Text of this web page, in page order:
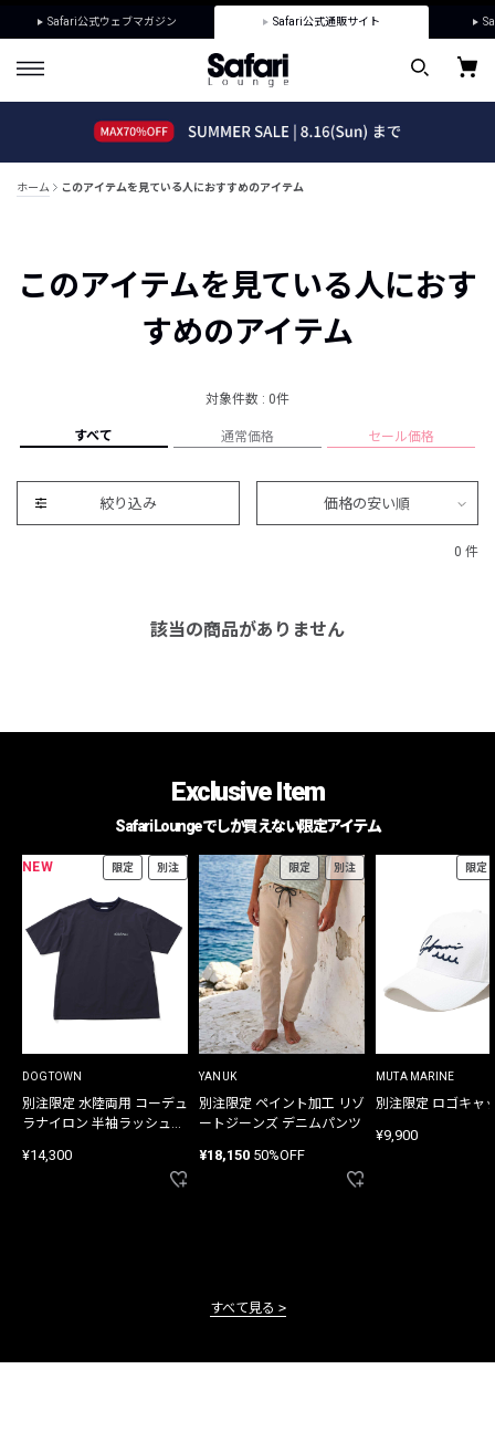
Safari公式ウェブマガジン Safari公式通販サイト
ホーム このアイテムを見ている人におすすめのアイテム
このアイテムを見ている人におす
すめのアイテム
対象件数 : 0件
すべて 通常価格 セール価格
絞り込み 価格の安い順
0 件
該当の商品がありません
Exclusive Item
Safari Loungeでしか買えない限定アイテム
NEW 限定 別注
DOGTOWN
別注限定 水陸両用 コーデュ
ラナイロン 半袖ラッシュガ
¥14,300
限定 別注
YANUK
別注限定 ペイント加工 リゾ
ートジーンズ デニムパンツ
¥18,150 50%OFF
限定
MUTA MARINE
別注限定 ロゴキャ
¥9,900
すべて見る